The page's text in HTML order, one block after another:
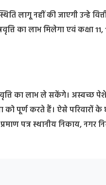
लागू नहीं की जाएगी उन्हे
का लाभ मिलेगा एवं कक्षा
का लाभ ले सकेंगे। अस्वच्छ
पूर्ण करते हैं। ऐसे परिवारों के
पत्र स्थानीय निकाय, नगर